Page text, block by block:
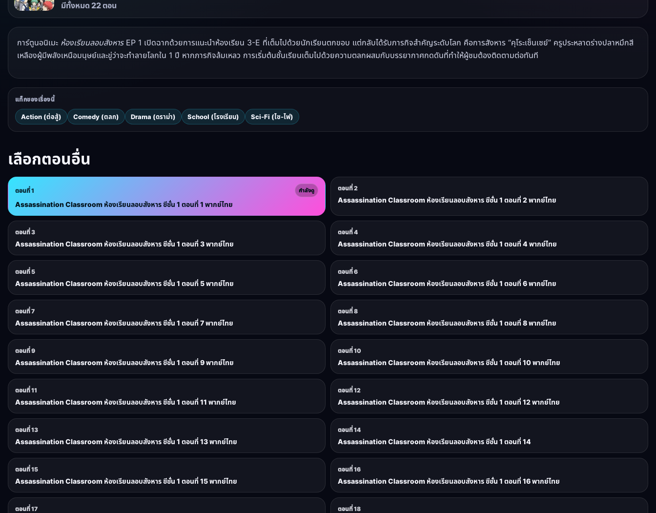
มีทั้งหมด 22 ตอน
การ์ตูนอนิเมะ ห้องเรียนลอบสังหาร EP 1 เปิดฉากด้วยการแนะนำห้องเรียน 3-E ที่เต็มไปด้วยนักเรียนตกขอบ แต่กลับได้รับภารกิจสำคัญระดับโลก คือการสังหาร “คุโระเซ็นเซย์” ครูประหลาดร่างปลาหมึกสี
เหลืองผู้มีพลังเหนือมนุษย์และขู่ว่าจะทำลายโลกใน 1 ปี หากภารกิจล้มเหลว การเริ่มต้นชั้นเรียนเต็มไปด้วยความตลกผสมกับบรรยากาศกดดันที่ทำให้ผู้ชมต้องติดตามต่อทันที
แท็กของเรื่องนี้
Action (ต่อสู้) Comedy (ตลก) Drama (ดราม่า) School (โรงเรียน) Sci-Fi (ไซ-ไฟ)
เลือกตอนอื่น
ตอนที่ 1 กำลังดู
Assassination Classroom ห้องเรียนลอบสังหาร ซีซั่น 1 ตอนที่ 1 พากย์ไทย
ตอนที่ 2
Assassination Classroom ห้องเรียนลอบสังหาร ซีซั่น 1 ตอนที่ 2 พากย์ไทย
ตอนที่ 3
Assassination Classroom ห้องเรียนลอบสังหาร ซีซั่น 1 ตอนที่ 3 พากย์ไทย
ตอนที่ 4
Assassination Classroom ห้องเรียนลอบสังหาร ซีซั่น 1 ตอนที่ 4 พากย์ไทย
ตอนที่ 5
Assassination Classroom ห้องเรียนลอบสังหาร ซีซั่น 1 ตอนที่ 5 พากย์ไทย
ตอนที่ 6
Assassination Classroom ห้องเรียนลอบสังหาร ซีซั่น 1 ตอนที่ 6 พากย์ไทย
ตอนที่ 7
Assassination Classroom ห้องเรียนลอบสังหาร ซีซั่น 1 ตอนที่ 7 พากย์ไทย
ตอนที่ 8
Assassination Classroom ห้องเรียนลอบสังหาร ซีซั่น 1 ตอนที่ 8 พากย์ไทย
ตอนที่ 9
Assassination Classroom ห้องเรียนลอบสังหาร ซีซั่น 1 ตอนที่ 9 พากย์ไทย
ตอนที่ 10
Assassination Classroom ห้องเรียนลอบสังหาร ซีซั่น 1 ตอนที่ 10 พากย์ไทย
ตอนที่ 11
Assassination Classroom ห้องเรียนลอบสังหาร ซีซั่น 1 ตอนที่ 11 พากย์ไทย
ตอนที่ 12
Assassination Classroom ห้องเรียนลอบสังหาร ซีซั่น 1 ตอนที่ 12 พากย์ไทย
ตอนที่ 13
Assassination Classroom ห้องเรียนลอบสังหาร ซีซั่น 1 ตอนที่ 13 พากย์ไทย
ตอนที่ 14
Assassination Classroom ห้องเรียนลอบสังหาร ซีซั่น 1 ตอนที่ 14
ตอนที่ 15
Assassination Classroom ห้องเรียนลอบสังหาร ซีซั่น 1 ตอนที่ 15 พากย์ไทย
ตอนที่ 16
Assassination Classroom ห้องเรียนลอบสังหาร ซีซั่น 1 ตอนที่ 16 พากย์ไทย
ตอนที่ 17 ตอนที่ 18